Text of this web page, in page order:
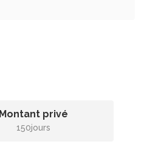
Montant privé
150jours